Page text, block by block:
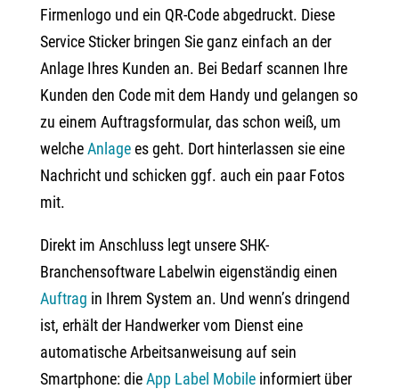
Firmenlogo und ein QR-Code abgedruckt. Diese
Service Sticker bringen Sie ganz einfach an der
Anlage Ihres Kunden an. Bei Bedarf scannen Ihre
Kunden den Code mit dem Handy und gelangen so
zu einem Auftragsformular, das schon weiß, um
welcheAnlagees geht. Dort hinterlassen sie eine
Nachricht und schicken ggf. auch ein paar Fotos
mit.
Direkt im Anschluss legt unsere SHK-
Branchensoftware Labelwin eigenständig einen
Auftrag in Ihrem System an. Und wenn’s dringend
ist, erhält der Handwerker vom Dienst eine
automatische Arbeitsanweisung auf sein
Smartphone: dieApp Label Mobileinformiert über